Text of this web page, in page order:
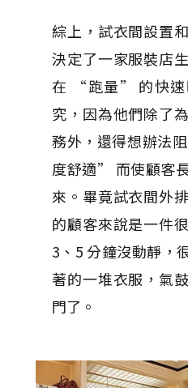
綜上，試衣間設置
決定了一家服裝店
在 “跑量” 的快速
究，因為他們除了
務外，還得想辦法
度舒適” 而使顧客
來。畢竟試衣間外
的顧客來說是一件
3、5 分鐘沒動靜，
著的一堆衣服，氣
門了。